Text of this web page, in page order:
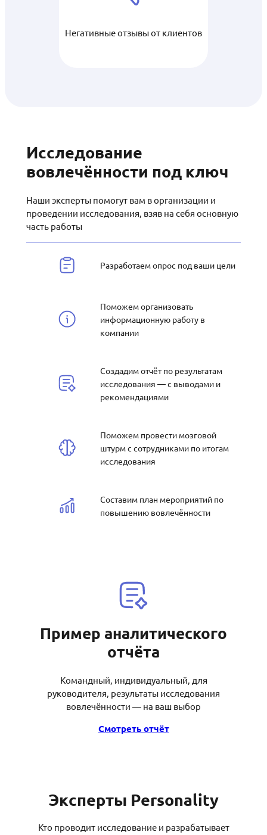
Негативные отзывы от клиентов
Исследование
вовлечённости под ключ
Наши эксперты помогут вам в организации и
проведении исследования, взяв на себя основную
часть работы
Разработаем опрос под ваши цели
Поможем организовать
информационную работу в
компании
Создадим отчёт по результатам
исследования — с выводами и
рекомендациями
Поможем провести мозговой
штурм с сотрудниками по итогам
исследования
Составим план мероприятий по
повышению вовлечённости
Пример аналитического
отчёта
Командный, индивидуальный, для
руководителя, результаты исследования
вовлечённости — на ваш выбор
Смотреть отчёт
Эксперты Personality
Кто проводит исследование и разрабатывает